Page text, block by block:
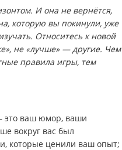
И она не вернётся,
которую вы покинули, уже
Относитесь к новой
не «лучше» — другие. Чем
правила игры, тем
это ваш юмор, ваши
вокруг вас был
которые ценили ваш опыт;